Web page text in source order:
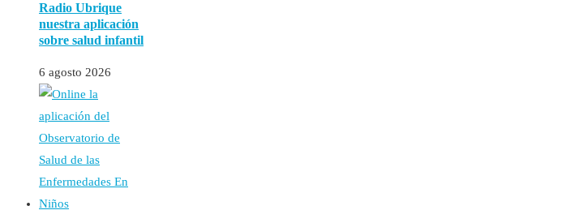
Radio Ubrique
nuestra aplicación
sobre salud infantil
6 agosto 2026